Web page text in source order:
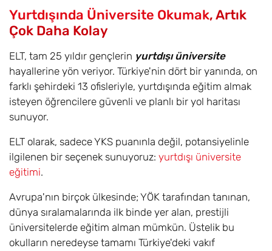
Yurtdışında Üniversite Okumak, Artık
Çok Daha Kolay
ELT, tam 25 yıldır gençlerin yurtdışı üniversite
hayallerine yön veriyor. Türkiye'nin dört bir yanında, on
farklı şehirdeki 13 ofisleriyle, yurtdışında eğitim almak
isteyen öğrencilere güvenli ve planlı bir yol haritası
sunuyor.
ELT olarak, sadece YKS puanınla değil, potansiyelinle
ilgilenen bir seçenek sunuyoruz: yurtdışı üniversite
eğitimi.
Avrupa'nın birçok ülkesinde; YÖK tarafından tanınan,
dünya sıralamalarında ilk binde yer alan, prestijli
üniversitelerde eğitim alman mümkün. Üstelik bu
okulların neredeyse tamamı Türkiye'deki vakıf